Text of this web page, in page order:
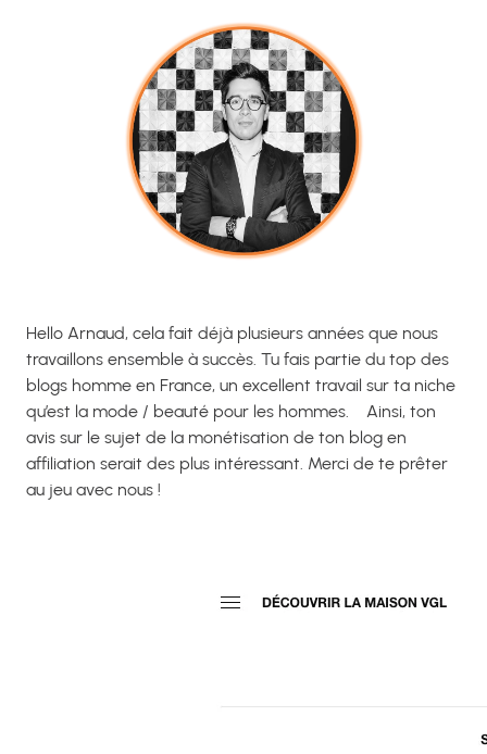
Hello Arnaud, cela fait déjà plusieurs années que nous
travaillons ensemble à succès. Tu fais partie du top des
blogs homme en France, un excellent travail sur ta niche
qu’est la mode / beauté pour les hommes.
Ainsi, ton
avis sur le sujet de la monétisation de ton blog en
affiliation serait des plus intéressant. Merci de te prêter
au jeu avec nous !